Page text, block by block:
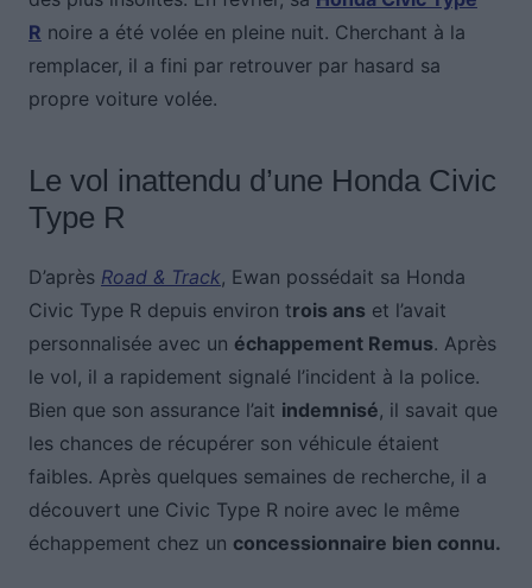
R noire a été volée en pleine nuit. Cherchant à la
remplacer, il a fini par retrouver par hasard sa
propre voiture volée.
Le vol inattendu d’une Honda Civic
Type R
D’après Road & Track, Ewan possédait sa Honda
Civic Type R depuis environ trois ans et l’avait
personnalisée avec un échappement Remus. Après
le vol, il a rapidement signalé l’incident à la police.
Bien que son assurance l’ait indemnisé, il savait que
les chances de récupérer son véhicule étaient
faibles. Après quelques semaines de recherche, il a
découvert une Civic Type R noire avec le même
échappement chez un concessionnaire bien connu.